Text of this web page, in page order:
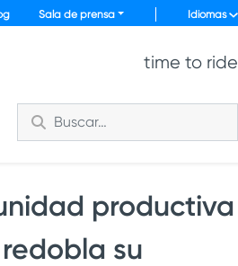
Sala de prensa Idiomas
time to ride
productiva
su